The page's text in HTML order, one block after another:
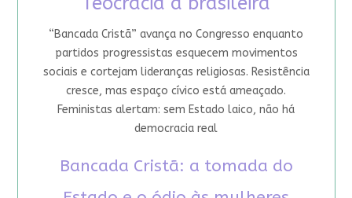
“Bancada Cristã” avança no Congresso enquanto
partidos progressistas esquecem movimentos
sociais e cortejam lideranças religiosas. Resistência
cresce, mas espaço cívico está ameaçado.
Feministas alertam: sem Estado laico, não há
democracia real
Bancada Cristã: a tomada do